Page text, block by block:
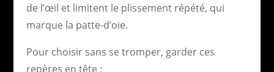
de l’œil et limitent le plissement répété, qui
marque la patte-d’oie.
Pour choisir sans se tromper, garder ces
repères en tête :